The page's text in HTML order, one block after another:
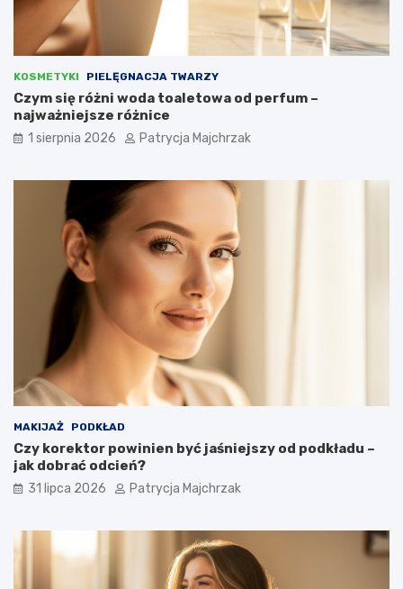
KOSMETYKI PIELĘGNACJA TWARZY
Czym się różni woda toaletowa od perfum –
najważniejsze różnice
1 sierpnia 2026 Patrycja Majchrzak
MAKIJAŻ PODKŁAD
Czy korektor powinien być jaśniejszy od podkładu –
jak dobrać odcień?
31 lipca 2026 Patrycja Majchrzak